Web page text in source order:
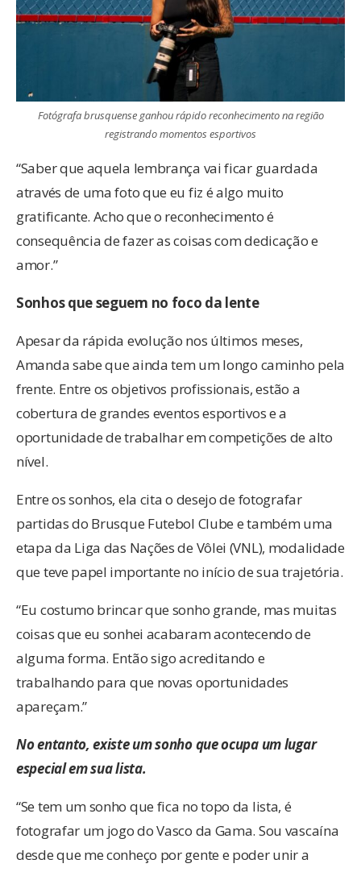
Fotógrafa brusquense ganhou rápido reconhecimento na região
registrando momentos esportivos
“Saber que aquela lembrança vai ficar guardada
através de uma foto que eu fiz é algo muito
gratificante. Acho que o reconhecimento é
consequência de fazer as coisas com dedicação e
amor.”
Sonhos que seguem no foco da lente
Apesar da rápida evolução nos últimos meses,
Amanda sabe que ainda tem um longo caminho pela
frente. Entre os objetivos profissionais, estão a
cobertura de grandes eventos esportivos e a
oportunidade de trabalhar em competições de alto
nível.
Entre os sonhos, ela cita o desejo de fotografar
partidas do Brusque Futebol Clube e também uma
etapa da Liga das Nações de Vôlei (VNL), modalidade
que teve papel importante no início de sua trajetória.
“Eu costumo brincar que sonho grande, mas muitas
coisas que eu sonhei acabaram acontecendo de
alguma forma. Então sigo acreditando e
trabalhando para que novas oportunidades
apareçam.”
No entanto, existe um sonho que ocupa um lugar
especial em sua lista.
“Se tem um sonho que fica no topo da lista, é
fotografar um jogo do Vasco da Gama. Sou vascaína
desde que me conheço por gente e poder unir a